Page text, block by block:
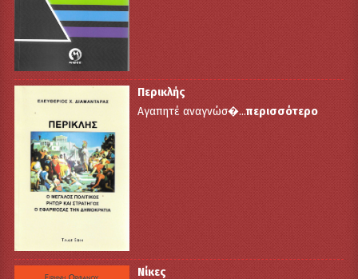
Περικλής
Αγαπητέ αναγνώσ�...περισσότερο
Νίκες